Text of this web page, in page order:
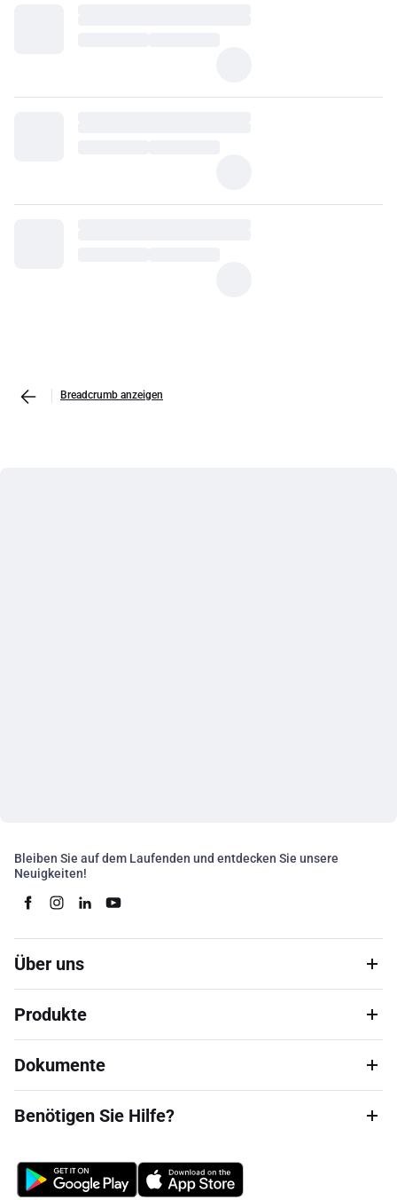
Breadcrumb anzeigen
Bleiben Sie auf dem Laufenden und entdecken Sie unsere
Neuigkeiten!
Über uns
Produkte
Dokumente
Benötigen Sie Hilfe?